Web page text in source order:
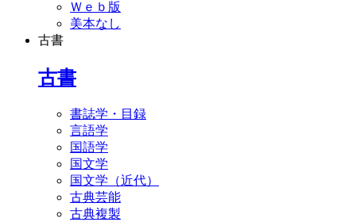
Ｗｅｂ版
美本なし
古書
古書
書誌学・目録
言語学
国語学
国文学
国文学（近代）
古典芸能
古典複製